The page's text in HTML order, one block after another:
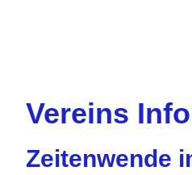
Vereins
Zeitenwende